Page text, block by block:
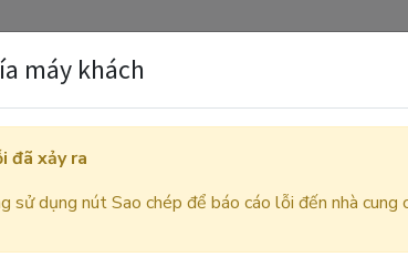
GIỚI THIỆU DỊCH VỤ LIÊN HỆ
tần
sạn Nha
nổ công suất, mất nguồn hoàn toàn
máy khách
đã xảy ra
sử dụng nút Sao chép để báo cáo lỗi đến nhà cung